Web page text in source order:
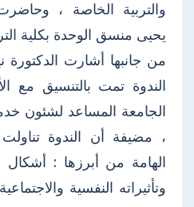
والتربية الخاصة ،
يحيى منسق الوحدة بكلية
من جانبها أشارت الدكتورة
الندوة تمت بالتنسيق مع
الجامعة المساعد لشئون
، مضيفة أن الندوة
الهامة من أبرزها :
وتأثيراته النفسية